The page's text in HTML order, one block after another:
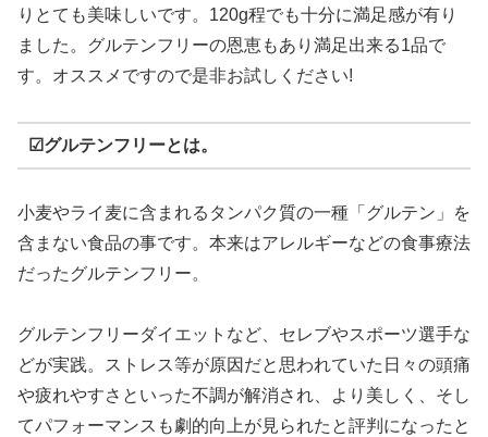
りとても美味しいです。120g程でも十分に満足感が有り
ました。グルテンフリーの恩恵もあり満足出来る1品で
す。オススメですので是非お試しください!
☑グルテンフリーとは。
小麦やライ麦に含まれるタンパク質の一種「グルテン」を
含まない食品の事です。本来はアレルギーなどの食事療法
だったグルテンフリー。
グルテンフリーダイエットなど、セレブやスポーツ選手な
どが実践。ストレス等が原因だと思われていた日々の頭痛
や疲れやすさといった不調が解消され、より美しく、そし
てパフォーマンスも劇的向上が見られたと評判になったと